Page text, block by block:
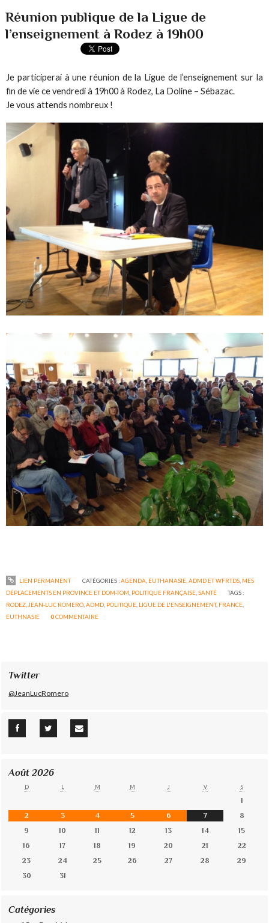
Réunion publique de la Ligue de
l’enseignement à Rodez à 19h00
Je participerai à une réunion de la Ligue de l’enseignement sur la
fin de vie ce vendredi à 19h00 à Rodez, La Doline – Sébazac.
Je vous attends nombreux !
LIEN PERMANENT CATÉGORIES :AGENDA, EUTHANASIE, ADMD ET WFRTDS, MES
DÉPLACEMENTS EN PROVINCE ET DOM-TOM, POLITIQUE FRANÇAISE,SANTÉ
TAGS :
RODEZ,JEAN-LUC ROMERO,ADMD, POLITIQUE, LIGUE DE L'ENSEIGNEMENT, FRANCE,
EUTHNASIE
0COMMENTAIRE
Twitter
@JeanLucRomero
Août 2026
D L M M J V S
1
2
3 4 5 6 7
8
9
10 11 12 13 14
15
16
17 18 19 20 21
22
23
24 25 26 27 28
29
30
31
Catégories